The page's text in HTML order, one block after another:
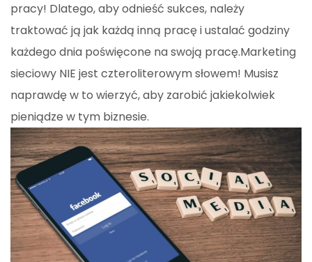
pracy! Dlatego, aby odnieść sukces, należy
traktować ją jak każdą inną pracę i ustalać godziny
każdego dnia poświęcone na swoją pracę.Marketing
sieciowy NIE jest czteroliterowym słowem! Musisz
naprawdę w to wierzyć, aby zarobić jakiekolwiek
pieniądze w tym biznesie.